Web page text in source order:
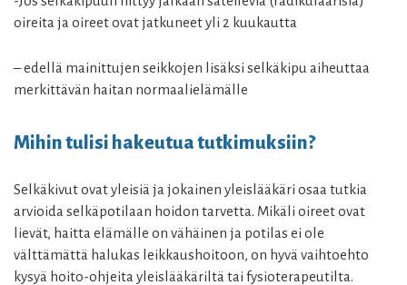
oireita ja oireet ovat jatkuneet yli 2 kuukautta
– edellä mainittujen seikkojen lisäksi selkäkipu aiheuttaa
merkittävän haitan normaalielämälle
Mihin tulisi hakeutua tutkimuksiin?
Selkäkivut ovat yleisiä ja jokainen yleislääkäri osaa tutkia
arvioida selkäpotilaan hoidon tarvetta. Mikäli oireet ovat
lievät, haitta elämälle on vähäinen ja potilas ei ole
välttämättä halukas leikkaushoitoon, on hyvä vaihtoehto
kysyä hoito-ohjeita yleislääkäriltä tai fysioterapeutilta.